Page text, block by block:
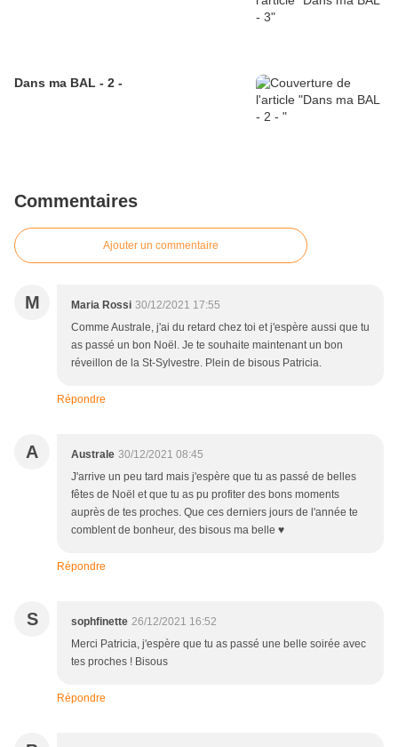
Dans ma BAL - 2 -
Commentaires
Ajouter un commentaire
M Maria Rossi 30/12/2021 17:55
Comme Australe, j'ai du retard chez toi et j'espère aussi que tu
as passé un bon Noël. Je te souhaite maintenant un bon
réveillon de la St-Sylvestre. Plein de bisous Patricia.
Répondre
A Australe 30/12/2021 08:45
J'arrive un peu tard mais j'espère que tu as passé de belles
fêtes de Noël et que tu as pu profiter des bons moments
auprès de tes proches. Que ces derniers jours de l'année te
comblent de bonheur, des bisous ma belle ♥
Répondre
S sophfinette 26/12/2021 16:52
Merci Patricia, j'espère que tu as passé une belle soirée avec
tes proches ! Bisous
Répondre